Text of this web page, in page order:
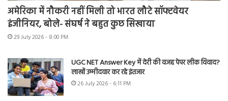
अमेरिका में नौकरी नहीं मिली तो भारत लौटे सॉफ्टवेयर
इंजीनियर, बोले- संघर्ष ने बहुत कुछ सिखाया
29 July 2026 - 8:00 PM
UGC NET Answer Key में देरी की वजह पेपर लीक विवाद?
लाखों उम्मीदवार कर रहे इंतजार
26 July 2026 - 6:11 PM